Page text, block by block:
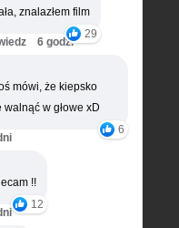
znalazłem film
29
6 godz.
mówi, że kiepsko
w głowe xD
6
!!
12